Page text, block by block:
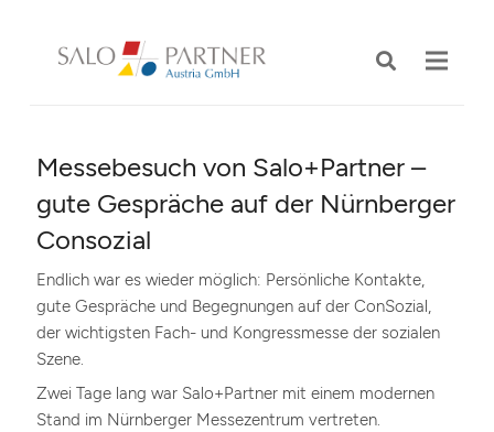
Messebesuch von Salo+Partner –
gute Gespräche auf der Nürnberger
Consozial
Endlich war es wieder möglich: Persönliche Kontakte,
gute Gespräche und Begegnungen auf der ConSozial,
der wichtigsten Fach- und Kongressmesse der sozialen
Szene.
Zwei Tage lang war Salo+Partner mit einem modernen
Stand im Nürnberger Messezentrum vertreten.